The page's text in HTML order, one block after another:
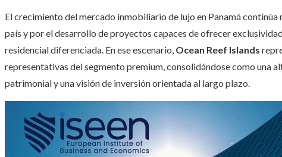
El crecimiento del mercado inmobiliario de lujo en Panamá
país y por el desarrollo de proyectos capaces de ofrecer
residencial diferenciada. En ese escenario, Ocean Reef Islands
representativas del segmento premium, consolidándose como una
patrimonial y una visión de inversión orientada al largo plazo.